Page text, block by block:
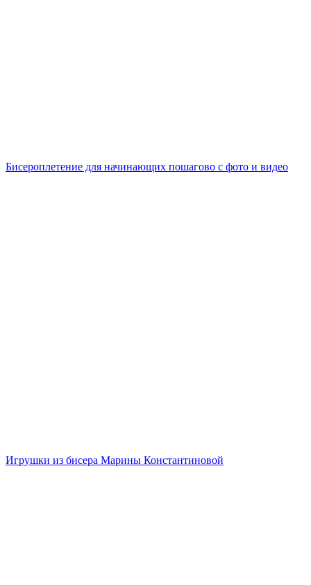
Бисероплетение для начинающих пошагово с фото и видео
Игрушки из бисера Марины Константиновой